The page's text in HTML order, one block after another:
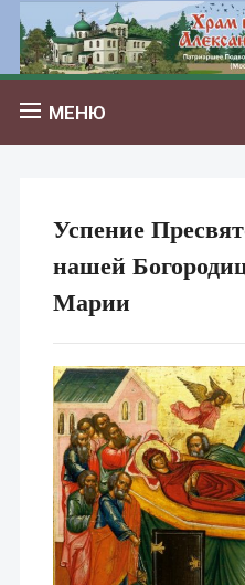
МЕНЮ
Успение
нашей
Марии